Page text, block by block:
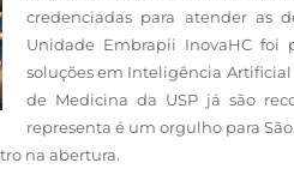
credenciadas para atender as
Unidade Embrapii InovaHC foi
soluções em Inteligência Artificial
de Medicina da USP já são
representa é um orgulho para
na abertura.